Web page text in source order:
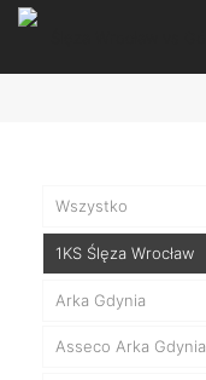
Wszystko
1KS Ślęza Wrocław
Arka Gdynia
Asseco Arka Gdynia